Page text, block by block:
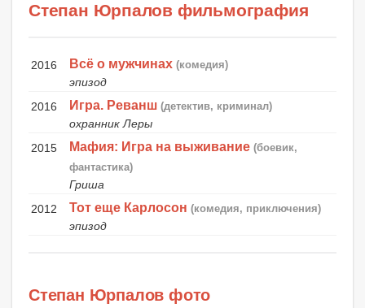
Степан Юрпалов фильмография
2016 Всё о мужчинах (комедия)
эпизод
2016
Игра. Реванш (детектив, криминал)
охранник Леры
2015
Мафия: Игра на выживание (боевик,
фантастика)
Гриша
2012
Тот еще Карлосон (комедия, приключения)
эпизод
Степан Юрпалов фото